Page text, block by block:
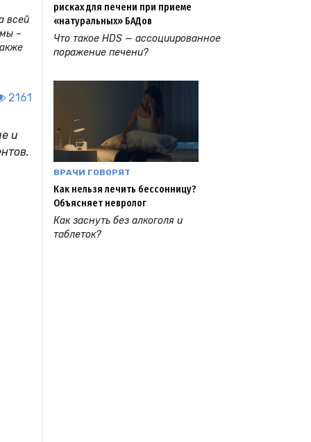
всей
–
2161
и
рисках для печени при приеме
«натуральных» БАДов
Что такое HDS — ассоциированное
поражение печени?
ВРАЧИ ГОВОРЯТ
Как нельзя лечить бессонницу?
Объясняет невролог
Как заснуть без алкоголя и
таблеток?